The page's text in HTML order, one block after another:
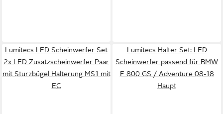
Lumitecs LED Scheinwerfer Set
2x LED Zusatzscheinwerfer Paar
mit Sturzbügel Halterung MS1 mit
EC
Lumitecs Halter Set: LED
Scheinwerfer passend für BMW
F 800 GS / Adventure 08-18
Haupt